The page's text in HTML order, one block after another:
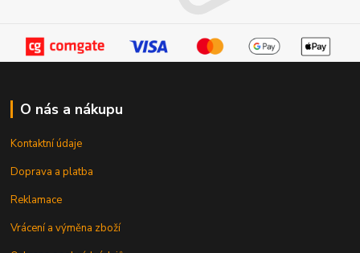
O nás a nákupu
Kontaktní údaje
Doprava a platba
Reklamace
Vrácení a výměna zboží